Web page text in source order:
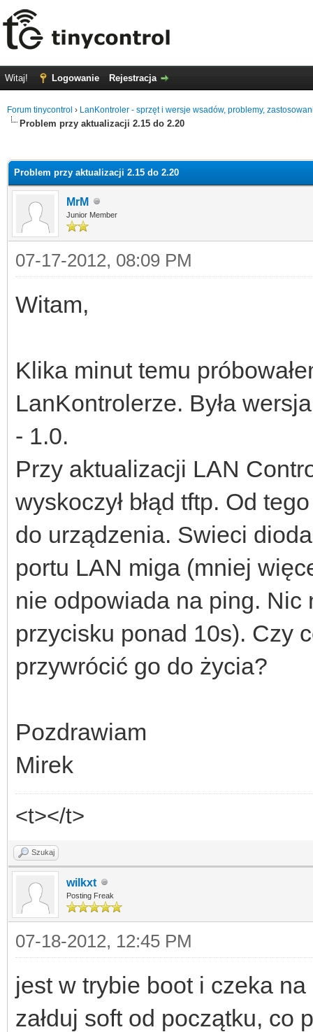
Witaj! Logowanie Rejestracja
Forum tinycontrol › LanKontroler - sprzęt i wersje wsadów, problemy,
Problem przy aktualizacji 2.15 do 2.20
Problem przy aktualizacji 2.15 do 2.20
MrM
Junior Member
07-17-2012, 08:09 PM
Witam,
Klika minut temu
LanKontrolerze. Była
- 1.0.
Przy aktualizacji LAN
wyskoczył błąd tftp. Od
do urządzenia. Swieci
portu LAN miga (mniej
nie odpowiada na ping. Nic
przycisku ponad 10s). Czy
przywrócić go do życia?
Pozdrawiam
Mirek
<t></t>
Szukaj
wilkxt
Posting Freak
07-18-2012, 12:45 PM
jest w trybie boot i czeka
załduj soft od początku, co